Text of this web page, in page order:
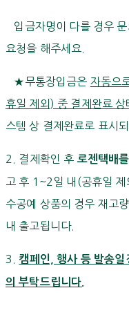
입금자명이 다를 경우
요청을 해주세요.
★무통장입금은 자동으
휴일 제외) 중 결제완료 상
스템 상 결제완료로 표시
2. 결제확인 후 로젠택배를
고 후 1~2일 내(공휴일
수공예 상품의 경우 재고
내 출고됩니다.
3. 캠페인, 행사 등 발송
의 부탁드립니다.